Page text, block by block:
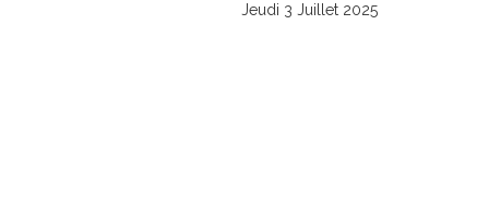
Jeudi 3 Juillet 2025